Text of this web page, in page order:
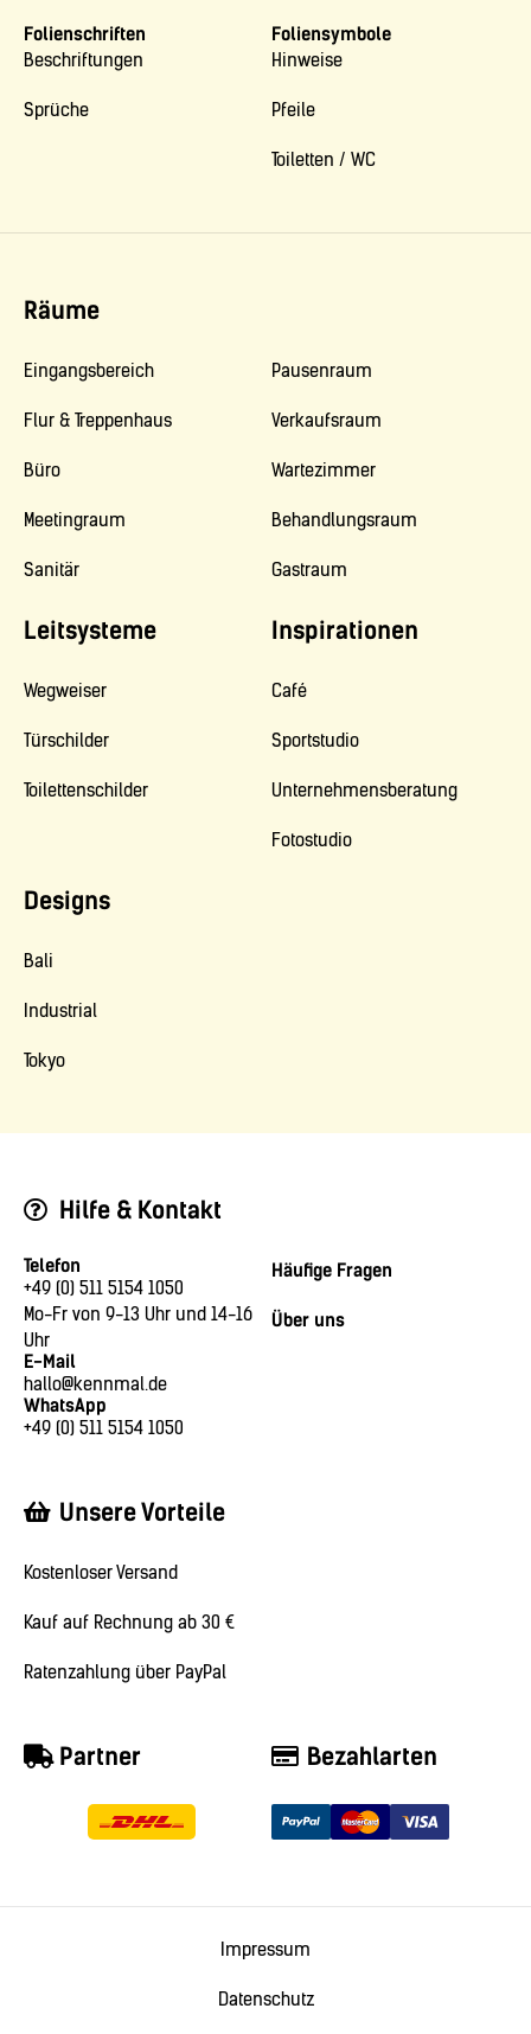
Folienschriften
Beschriftungen
Sprüche
Foliensymbole
Hinweise
Pfeile
Toiletten / WC
Räume
Leitsysteme
Designs
Inspirationen
Eingangsbereich
Flur & Treppenhaus
Büro
Meetingraum
Sanitär
Pausenraum
Verkaufsraum
Wartezimmer
Behandlungsraum
Gastraum
Wegweiser
Türschilder
Toilettenschilder
Bali
Industrial
Tokyo
Café
Sportstudio
Unternehmensberatung
Fotostudio
Hilfe & Kontakt
Unsere Vorteile
Bezahlarten
Partner
Telefon
+49 (0) 511 5154 1050
Mo-Fr von 9-13 Uhr und 14-16
Uhr
E-Mail
hallo@kennmal.de
WhatsApp
+49 (0) 511 5154 1050
Häufige Fragen
Über uns
Kostenloser Versand
Kauf auf Rechnung ab 30 €
Ratenzahlung über PayPal
Impressum
Datenschutz